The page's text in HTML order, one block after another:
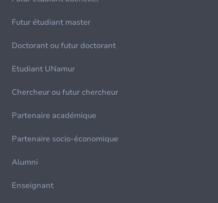
Futur étudiant master
Doctorant ou futur doctorant
Etudiant UNamur
Chercheur ou futur chercheur
Partenaire académique
Partenaire socio-économique
Alumni
Enseignant